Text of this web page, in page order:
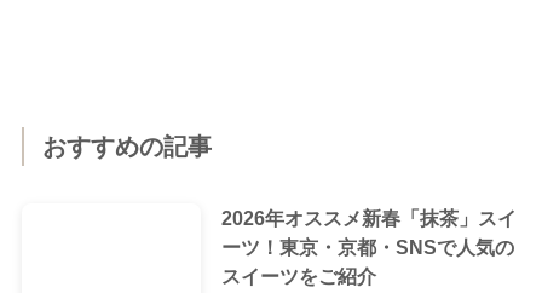
おすすめの記事
2026年オススメ新春「抹茶」スイ
ーツ！東京・京都・SNSで人気の
スイーツをご紹介